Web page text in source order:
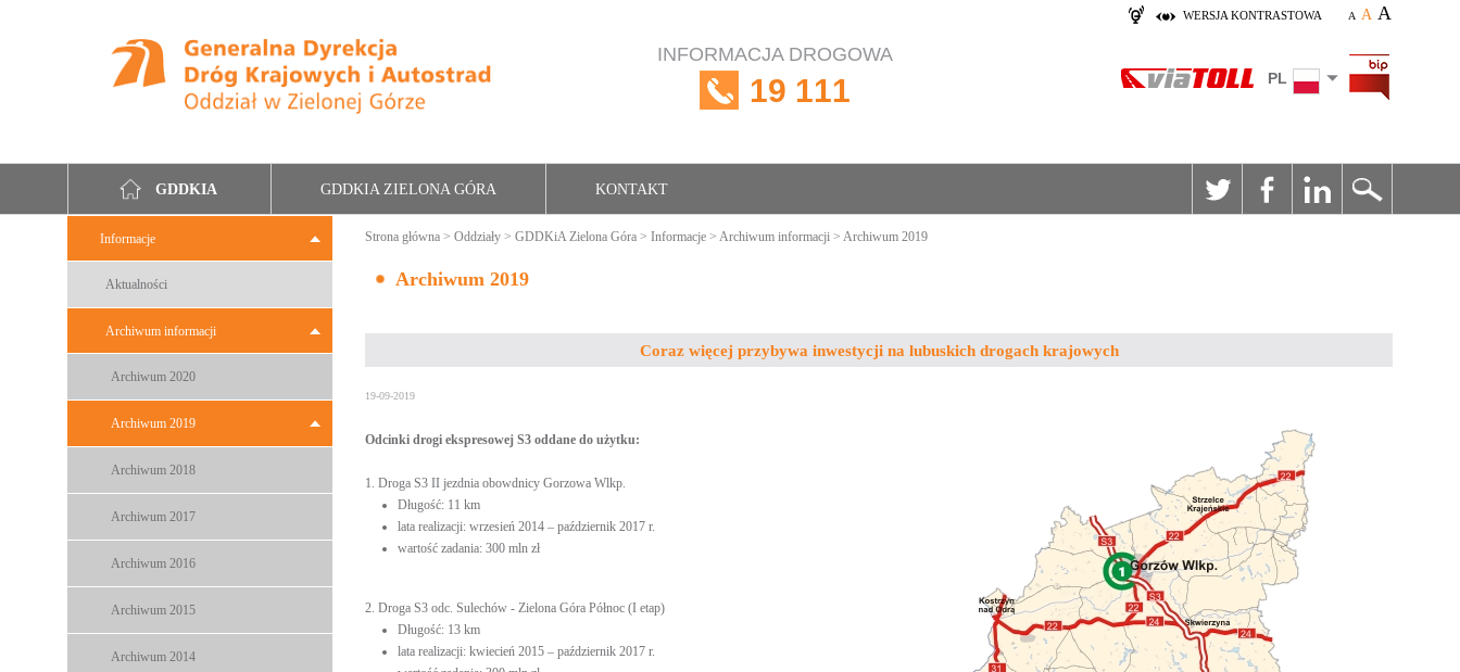
WERSJA KONTRASTOWA A A A
INFORMACJA DROGOWA
19 111 PL
GDDKIA GDDKIA ZIELONA GÓRA KONTAKT
Informacje
Aktualności
Archiwum informacji
Archiwum 2020
Archiwum 2019
Archiwum 2018
Archiwum 2017
Archiwum 2016
Archiwum 2015
Archiwum 2014
Strona główna > Oddziały > GDDKiA Zielona Góra > Informacje > Archiwum informacji > Archiwum 2019
Archiwum 2019
Coraz więcej przybywa inwestycji na lubuskich drogach krajowych
19-09-2019
Odcinki drogi ekspresowej S3 oddane do użytku:
1. Droga S3 II jezdnia obowdnicy Gorzowa Wlkp.
Długość: 11 km
lata realizacji: wrzesień 2014 – październik 2017 r.
wartość zadania: 300 mln zł
2. Droga S3 odc. Sulechów - Zielona Góra Północ (I etap)
Długość: 13 km
lata realizacji: kwiecień 2015 – październik 2017 r.